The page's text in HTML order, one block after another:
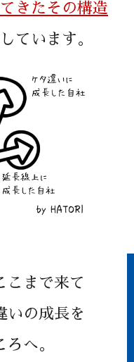
きたその構造
ています。
こまで来て
いの成長を
へ。